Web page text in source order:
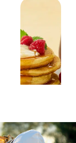
DESSERT,